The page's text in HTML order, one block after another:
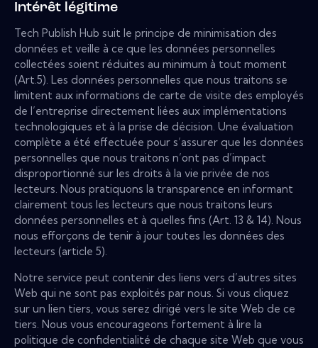
Intérêt légitime
Tech Publish Hub suit le principe de minimisation des
données et veille à ce que les données personnelles
collectées soient réduites au minimum à tout moment
(Art.5). Les données personnelles que nous traitons se
limitent aux informations de carte de visite des employés
de l’entreprise directement liées aux implémentations
technologiques et à la prise de décision. Une évaluation
complète a été effectuée pour s’assurer que les données
personnelles que nous traitons n’ont pas d’impact
disproportionné sur les droits à la vie privée de nos
lecteurs. Nous pratiquons la transparence en informant
clairement tous les lecteurs que nous traitons leurs
données personnelles et à quelles fins (Art. 13 & 14). Nous
nous efforçons de tenir à jour toutes les données des
lecteurs (article 5).
Notre service peut contenir des liens vers d’autres sites
Web qui ne sont pas exploités par nous. Si vous cliquez
sur un lien tiers, vous serez dirigé vers le site Web de ce
tiers. Nous vous encourageons fortement à lire la
politique de confidentialité de chaque site Web que vous